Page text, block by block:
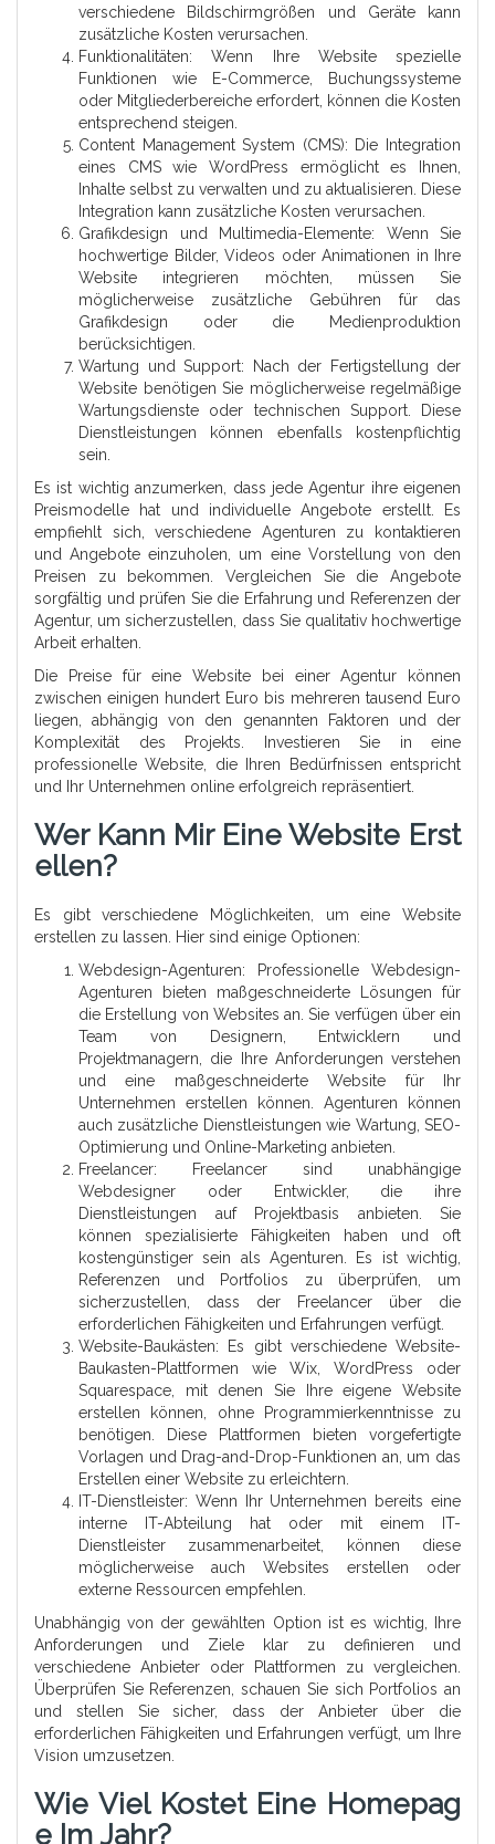
verschiedene Bildschirmgrößen und Geräte kann
zusätzliche Kosten verursachen.
Funktionalitäten: Wenn Ihre Website spezielle
Funktionen wie E-Commerce, Buchungssysteme
oder Mitgliederbereiche erfordert, können die Kosten
entsprechend steigen.
Content Management System (CMS): Die Integration
eines CMS wie WordPress ermöglicht es Ihnen,
Inhalte selbst zu verwalten und zu aktualisieren. Diese
Integration kann zusätzliche Kosten verursachen.
Grafikdesign und Multimedia-Elemente: Wenn Sie
hochwertige Bilder, Videos oder Animationen in Ihre
Website integrieren möchten, müssen Sie
möglicherweise zusätzliche Gebühren für das
Grafikdesign oder die Medienproduktion
berücksichtigen.
Wartung und Support: Nach der Fertigstellung der
Website benötigen Sie möglicherweise regelmäßige
Wartungsdienste oder technischen Support. Diese
Dienstleistungen können ebenfalls kostenpflichtig
sein.
Es ist wichtig anzumerken, dass jede Agentur ihre eigenen
Preismodelle hat und individuelle Angebote erstellt. Es
empfiehlt sich, verschiedene Agenturen zu kontaktieren
und Angebote einzuholen, um eine Vorstellung von den
Preisen zu bekommen. Vergleichen Sie die Angebote
sorgfältig und prüfen Sie die Erfahrung und Referenzen der
Agentur, um sicherzustellen, dass Sie qualitativ hochwertige
Arbeit erhalten.
Die Preise für eine Website bei einer Agentur können
zwischen einigen hundert Euro bis mehreren tausend Euro
liegen, abhängig von den genannten Faktoren und der
Komplexität des Projekts. Investieren Sie in eine
professionelle Website, die Ihren Bedürfnissen entspricht
und Ihr Unternehmen online erfolgreich repräsentiert.
Wer Kann Mir Eine Website Erst
Ellen?
Es gibt verschiedene Möglichkeiten, um eine Website
erstellen zu lassen. Hier sind einige Optionen:
Webdesign-Agenturen: Professionelle Webdesign-
Agenturen bieten maßgeschneiderte Lösungen für
die Erstellung von Websites an. Sie verfügen über ein
Team von Designern, Entwicklern und
Projektmanagern, die Ihre Anforderungen verstehen
und eine maßgeschneiderte Website für Ihr
Unternehmen erstellen können. Agenturen können
auch zusätzliche Dienstleistungen wie Wartung, SEO-
Optimierung und Online-Marketing anbieten.
Freelancer: Freelancer sind unabhängige
Webdesigner oder Entwickler, die ihre
Dienstleistungen auf Projektbasis anbieten. Sie
können spezialisierte Fähigkeiten haben und oft
kostengünstiger sein als Agenturen. Es ist wichtig,
Referenzen und Portfolios zu überprüfen, um
sicherzustellen, dass der Freelancer über die
erforderlichen Fähigkeiten und Erfahrungen verfügt.
Website-Baukästen: Es gibt verschiedene Website-
Baukasten-Plattformen wie Wix, WordPress oder
Squarespace, mit denen Sie Ihre eigene Website
erstellen können, ohne Programmierkenntnisse zu
benötigen. Diese Plattformen bieten vorgefertigte
Vorlagen und Drag-and-Drop-Funktionen an, um das
Erstellen einer Website zu erleichtern.
IT-Dienstleister: Wenn Ihr Unternehmen bereits eine
interne IT-Abteilung hat oder mit einem IT-
Dienstleister zusammenarbeitet, können diese
möglicherweise auch Websites erstellen oder
externe Ressourcen empfehlen.
Unabhängig von der gewählten Option ist es wichtig, Ihre
Anforderungen und Ziele klar zu definieren und
verschiedene Anbieter oder Plattformen zu vergleichen.
Überprüfen Sie Referenzen, schauen Sie sich Portfolios an
und stellen Sie sicher, dass der Anbieter über die
erforderlichen Fähigkeiten und Erfahrungen verfügt, um Ihre
Vision umzusetzen.
Wie Viel Kostet Eine Homepag
E Im Jahr?